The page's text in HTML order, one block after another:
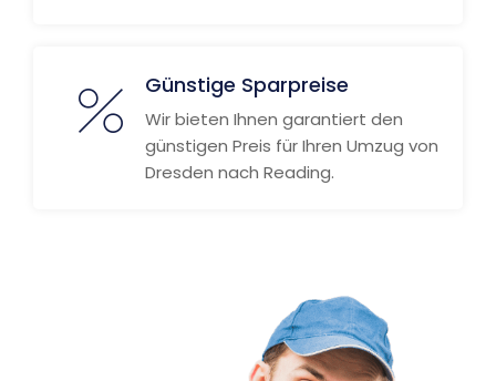
Günstige Sparpreise
Wir bieten Ihnen garantiert den
günstigen Preis für Ihren Umzug von
Dresden nach Reading.